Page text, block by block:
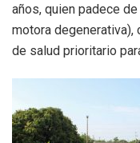
años, quien padece
motora degenerativa),
de salud prioritario